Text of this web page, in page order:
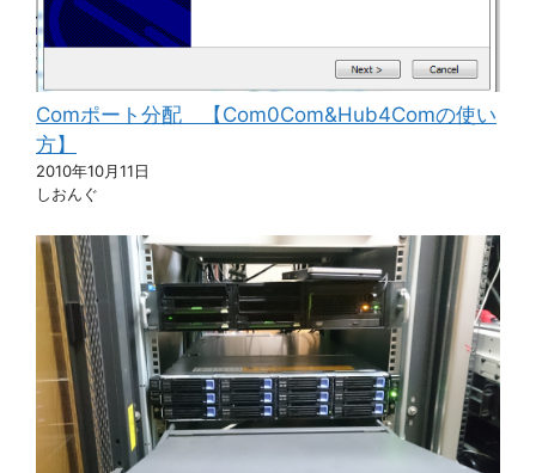
Comポート分配 【Com0Com&Hub4Comの使い
方】
2010年10月11日
しおんぐ